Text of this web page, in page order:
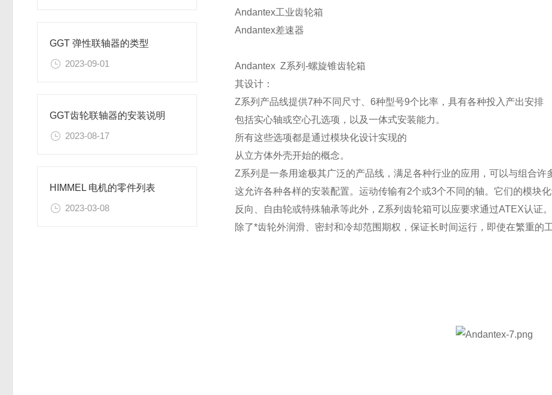
GGT 弹性联轴器的类型
2023-09-01
GGT齿轮联轴器的安装说明
2023-08-17
HIMMEL 电机的零件列表
2023-03-08
Andantex工业齿轮箱
Andantex差速器
Andantex Z系列-螺旋锥齿轮箱
其设计：
Z系列产品线提供7种不同尺寸、6种型号9个比率，具有各种投入产出安排
包括实心轴或空心孔选项，以及一体式安装能力。
所有这些选项都是通过模块化设计实现的
从立方体外壳开始的概念。
Z系列是一条用途极其广泛的产品线，满足各种行业的应用，可以与组合许
这允许各种各样的安装配置。运动传输有2个或3个不同的轴。它们的模块
反向、自由轮或特殊轴承等此外，Z系列齿轮箱可以应要求通过ATEX认证。
除了*齿轮外润滑、密封和冷却范围期权，保证长时间运行，即使在繁重的